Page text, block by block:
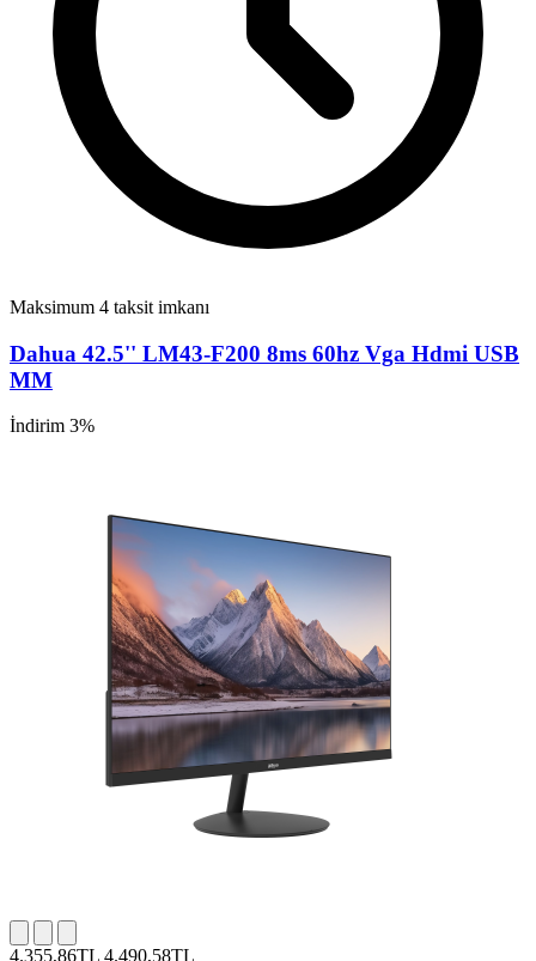
Maksimum 4 taksit imkanı
Dahua 42.5'' LM43-F200 8ms 60hz Vga Hdmi USB
MM
İndirim 3%
4.355,86TL 4.490,58TL